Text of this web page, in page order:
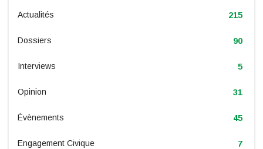
Actualités 215
Dossiers 90
Interviews 5
Opinion 31
Évènements 45
Engagement Civique 7